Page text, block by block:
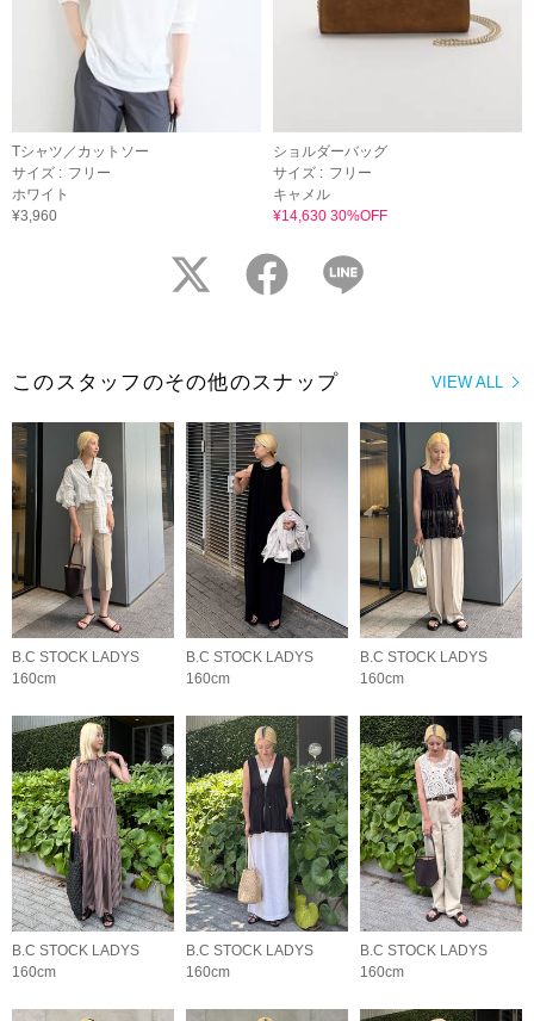
Tシャツ／カットソー
サイズ : フリー
ホワイト
¥3,960
ショルダーバッグ
サイズ : フリー
キャメル
¥14,630 30%OFF
twitter facebook
VIEW ALL
このスタッフのその他のスナップ
B.C STOCK LADYS
160cm
B.C STOCK LADYS
160cm
B.C STOCK LADYS
160cm
B.C STOCK LADYS
160cm
B.C STOCK LADYS
160cm
B.C STOCK LADYS
160cm